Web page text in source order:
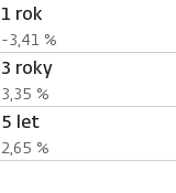
1 rok
-3,41 %
3 roky
3,35 %
5 let
2,65 %